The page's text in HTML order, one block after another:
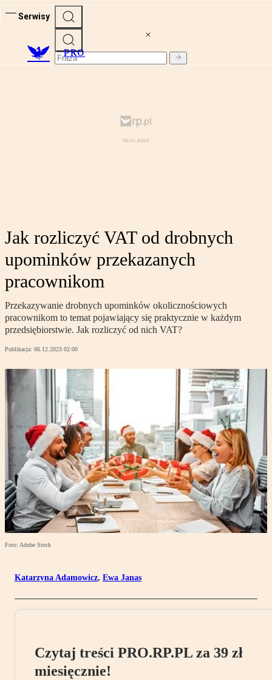
Serwisy
PRO
Jak rozliczyć VAT od drobnych
upominków przekazanych
pracownikom
Przekazywanie drobnych upominków okolicznościowych
pracownikom to temat pojawiający się praktycznie w każdym
przedsiębiorstwie. Jak rozliczyć od nich VAT?
Publikacja: 06.12.2023 02:00
Foto: Adobe Stock
Katarzyna Adamowicz, Ewa Janas
Czytaj treści PRO.RP.PL za 39 zł
miesięcznie!